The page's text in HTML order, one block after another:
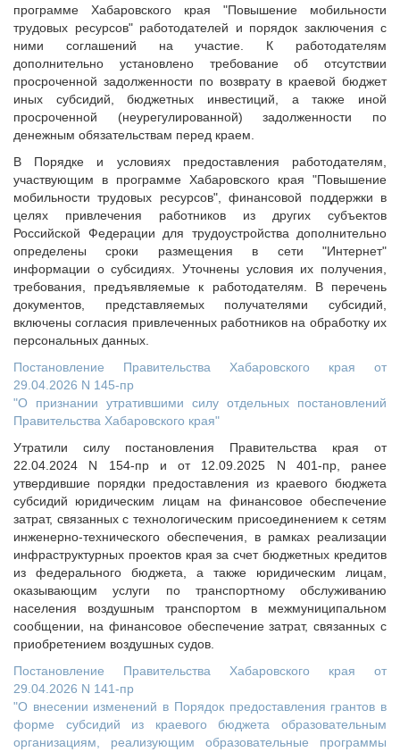
программе Хабаровского края "Повышение мобильности
трудовых ресурсов" работодателей и порядок заключения с
ними соглашений на участие. К работодателям
дополнительно установлено требование об отсутствии
просроченной задолженности по возврату в краевой бюджет
иных субсидий, бюджетных инвестиций, а также иной
просроченной (неурегулированной) задолженности по
денежным обязательствам перед краем.
В Порядке и условиях предоставления работодателям,
участвующим в программе Хабаровского края "Повышение
мобильности трудовых ресурсов", финансовой поддержки в
целях привлечения работников из других субъектов
Российской Федерации для трудоустройства дополнительно
определены сроки размещения в сети "Интернет"
информации о субсидиях. Уточнены условия их получения,
требования, предъявляемые к работодателям. В перечень
документов, представляемых получателями субсидий,
включены согласия привлеченных работников на обработку их
персональных данных.
Постановление Правительства Хабаровского края от
29.04.2026 N 145-пр
"О признании утратившими силу отдельных постановлений
Правительства Хабаровского края"
Утратили силу постановления Правительства края от
22.04.2024 N 154-пр и от 12.09.2025 N 401-пр, ранее
утвердившие порядки предоставления из краевого бюджета
субсидий юридическим лицам на финансовое обеспечение
затрат, связанных с технологическим присоединением к сетям
инженерно-технического обеспечения, в рамках реализации
инфраструктурных проектов края за счет бюджетных кредитов
из федерального бюджета, а также юридическим лицам,
оказывающим услуги по транспортному обслуживанию
населения воздушным транспортом в межмуниципальном
сообщении, на финансовое обеспечение затрат, связанных с
приобретением воздушных судов.
Постановление Правительства Хабаровского края от
29.04.2026 N 141-пр
"О внесении изменений в Порядок предоставления грантов в
форме субсидий из краевого бюджета образовательным
организациям, реализующим образовательные программы